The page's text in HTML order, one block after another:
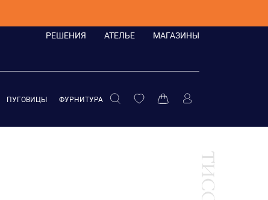
РЕШЕНИЯ АТЕЛЬЕ МАГАЗИНЫ
ПУГОВИЦЫ ФУРНИТУРА